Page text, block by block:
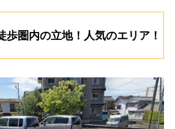
歩圏内の立地！人気のエリア！